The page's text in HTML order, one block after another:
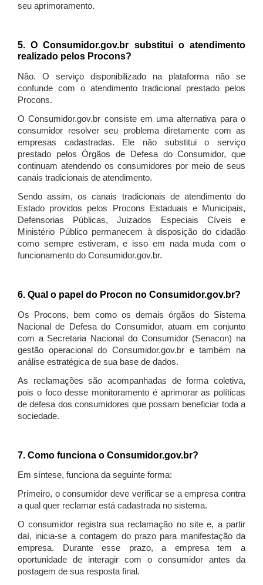
seu aprimoramento.
5. O Consumidor.gov.br substitui o atendimento
realizado pelos Procons?
Não. O serviço disponibilizado na plataforma não se
confunde com o atendimento tradicional prestado pelos
Procons.
O Consumidor.gov.br consiste em uma alternativa para o
consumidor resolver seu problema diretamente com as
empresas cadastradas. Ele não substitui o serviço
prestado pelos Órgãos de Defesa do Consumidor, que
continuam atendendo os consumidores por meio de seus
canais tradicionais de atendimento.
Sendo assim, os canais tradicionais de atendimento do
Estado providos pelos Procons Estaduais e Municipais,
Defensorias Públicas, Juizados Especiais Cíveis e
Ministério Público permanecem à disposição do cidadão
como sempre estiveram, e isso em nada muda com o
funcionamento do Consumidor.gov.br.
6. Qual o papel do Procon no Consumidor.gov.br?
Os Procons, bem como os demais órgãos do Sistema
Nacional de Defesa do Consumidor, atuam em conjunto
com a Secretaria Nacional do Consumidor (Senacon) na
gestão operacional do Consumidor.gov.br e também na
análise estratégica de sua base de dados.
As reclamações são acompanhadas de forma coletiva,
pois o foco desse monitoramento é aprimorar as políticas
de defesa dos consumidores que possam beneficiar toda a
sociedade.
7. Como funciona o Consumidor.gov.br?
Em síntese, funciona da seguinte forma:
Primeiro, o consumidor deve verificar se a empresa contra
a qual quer reclamar está cadastrada no sistema.
O consumidor registra sua reclamação no site e, a partir
daí, inicia-se a contagem do prazo para manifestação da
empresa. Durante esse prazo, a empresa tem a
oportunidade de interagir com o consumidor antes da
postagem de sua resposta final.